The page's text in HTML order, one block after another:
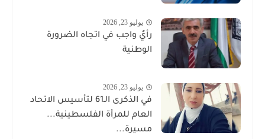
يوليو 23, 2026
رأيٌ واجب في اتجاه الضرورة
الوطنية
يوليو 23, 2026
في الذكرى الـ61 لتأسيس الاتحاد
العام للمرأة الفلسطينية...
مسيرة...